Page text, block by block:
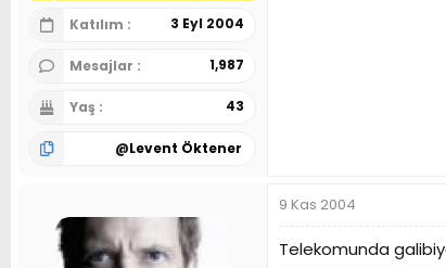
Katılım
3 Eyl 2004
Mesajlar 1,987
Yaş 43
@Levent Öktener
9 Kas 2004
Telekomunda